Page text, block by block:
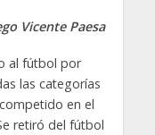
Vicente Paesa
al fútbol por
las categorías
en el
retiró del fútbol